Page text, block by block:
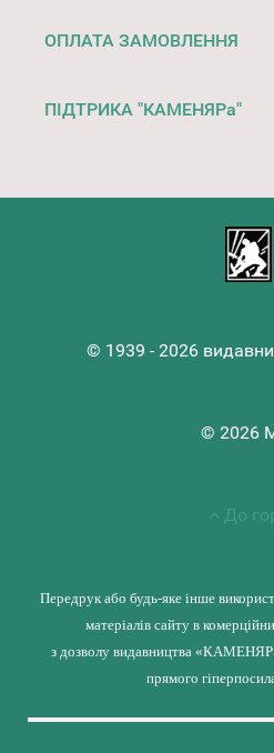
ОПЛАТА ЗАМОВЛЕННЯ
ПІДТРИКА "КАМЕНЯРа"
© 1939 - 2026
© 2026
До
Передрук або будь-яке інше
матеріалів сайту в
з дозволу видавництва
прямого